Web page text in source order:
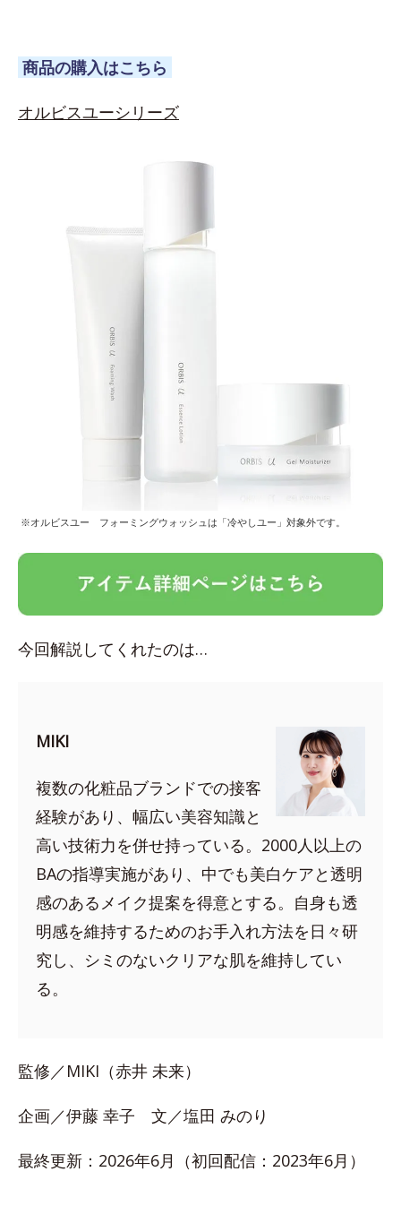
商品の購入はこちら
オルビスユーシリーズ
※オルビスユー フォーミングウォッシュは「冷やしユー」対象外です。
今回解説してくれたのは…
MIKI
複数の化粧品ブランドでの接客
経験があり、幅広い美容知識と
高い技術力を併せ持っている。2000人以上の
BAの指導実施があり、中でも美白ケアと透明
感のあるメイク提案を得意とする。自身も透
明感を維持するためのお手入れ方法を日々研
究し、シミのないクリアな肌を維持してい
る。
監修／MIKI（赤井 未来）
企画／伊藤 幸子 文／塩田 みのり
最終更新：2026年6月（初回配信：2023年6月）